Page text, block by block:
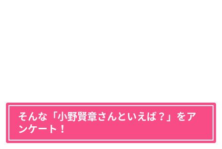
そんな「小野賢章さんといえば？」をア
ンケート！